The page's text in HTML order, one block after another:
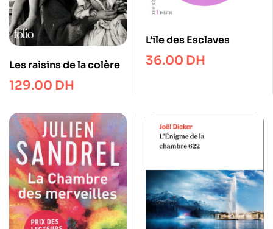
Les raisins de la colère
129.00 DH
L’ile des Esclaves
36.00 DH